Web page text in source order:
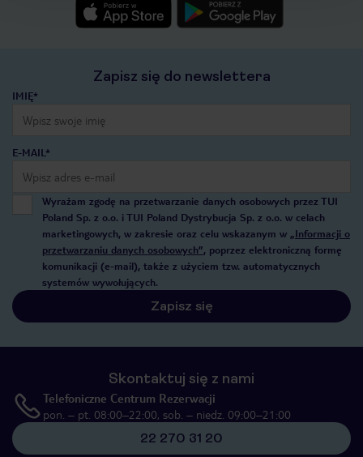
Zapisz się do newslettera
IMIĘ*
E-MAIL*
Wyrażam zgodę na przetwarzanie danych osobowych przez TUI
Poland Sp. z o.o. i TUI Poland Dystrybucja Sp. z o.o. w celach
marketingowych, w zakresie oraz celu wskazanym w „Informacji o
przetwarzaniu danych osobowych”, poprzez elektroniczną formę
komunikacji (e-mail), także z użyciem tzw. automatycznych
systemów wywołujących.
Zapisz się
Skontaktuj się z nami
Telefoniczne Centrum Rezerwacji
pon. – pt. 08:00–22:00, sob. – niedz. 09:00–21:00
22 270 31 20